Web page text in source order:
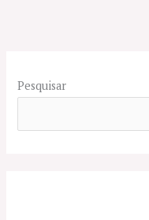
Pesquisar